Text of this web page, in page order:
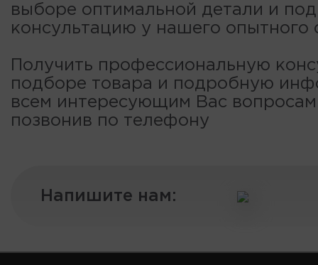
выборе оптимальной детали и
консультацию у нашего опытного
Получить профессиональную
подборе товара и подробную
всем интересующим Вас
позвонив по телефону
Напишите нам: